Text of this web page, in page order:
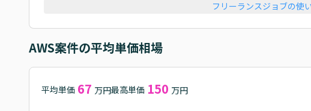
フリーランスジョブの使
AWS案件の平均単価相場
平均単価 67 万円最高単価 150 万円